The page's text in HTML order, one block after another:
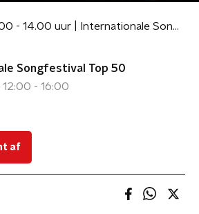
13.00 - 14.00 uur | Internationale Songfestival Top 50
Songfestival Top 50
- 16:00
af